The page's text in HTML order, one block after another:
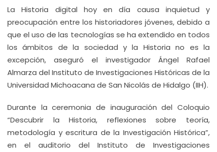
La Historia digital hoy en día causa inquietud y
preocupación entre los historiadores jóvenes, debido a
que el uso de las tecnologías se ha extendido en todos
los ámbitos de la sociedad y la Historia no es la
excepción, aseguró el investigador Ángel Rafael
Almarza del Instituto de Investigaciones Históricas de la
Universidad Michoacana de San Nicolás de Hidalgo (IIH).
Durante la ceremonia de inauguración del Coloquio
“Descubrir la Historia, reflexiones sobre teoría,
metodología y escritura de la Investigación Histórica”,
en el auditorio del Instituto de Investigaciones